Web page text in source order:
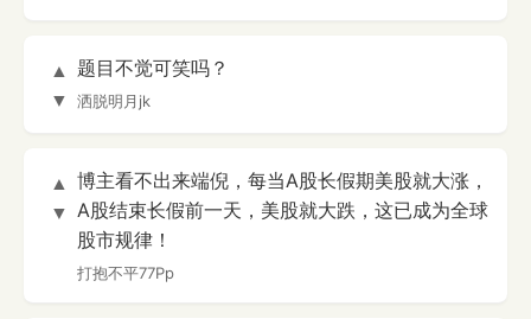
▲
▼
题目不觉可笑吗？
洒脱明月jk
▲
▼
博主看不出来端倪，每当A股长假期美股就大涨，
A股结束长假前一天，美股就大跌，这已成为全球
股市规律！
打抱不平77Pp